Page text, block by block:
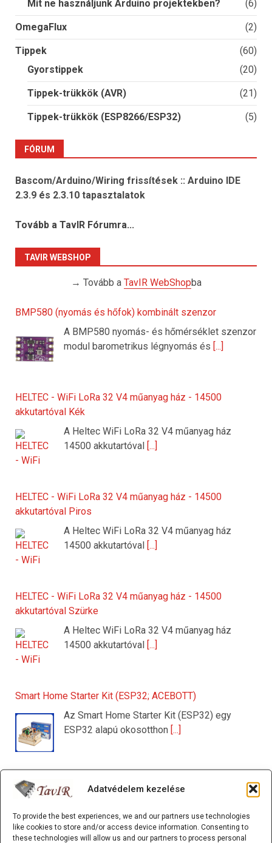
Adatvédelem kezelése
To provide the best experiences, we and our partners use technologies
like cookies to store and/or access device information. Consenting to
these technologies will allow us and our partners to process personal
Mit ne használjunk Arduino projektekben? (6)
OmegaFlux (2)
Tippek
(60)
Gyorstippek
(20)
Tippek-trükkök (AVR) (21)
Tippek-trükkök (ESP8266/ESP32) (5)
FÓRUM
Bascom/Arduino/Wiring frissítések :: Arduino IDE
2.3.9 és 2.3.10 tapasztalatok
Tovább a TavIR Fórumra...
TAVIR WEBSHOP
→ Tovább a TavIR WebShopba
BMP580 (nyomás és hőfok) kombinált szenzor
A BMP580 nyomás- és hőmérséklet szenzor
modul barometrikus légnyomás és [...]
HELTEC - WiFi LoRa 32 V4 műanyag ház - 14500
akkutartóval Kék
A Heltec WiFi LoRa 32 V4 műanyag ház
14500 akkutartóval
[...]
HELTEC - WiFi LoRa 32 V4 műanyag ház - 14500
akkutartóval Piros
A Heltec WiFi LoRa 32 V4 műanyag ház
14500 akkutartóval
[...]
HELTEC - WiFi LoRa 32 V4 műanyag ház - 14500
akkutartóval Szürke
A Heltec WiFi LoRa 32 V4 műanyag ház
14500 akkutartóval
[...]
Smart Home Starter Kit (ESP32; ACEBOTT)
Az Smart Home Starter Kit (ESP32) egy
ESP32 alapú okosotthon [...]
ESP32/D1 mini - ESP32-C3-MINI-1 WiFi/Bluetooth
alappanel
A ESP32/D1 mini - ESP32-C3-MINI-1
WiFi/Bluetooth alappanel olyan D1 mini[...]